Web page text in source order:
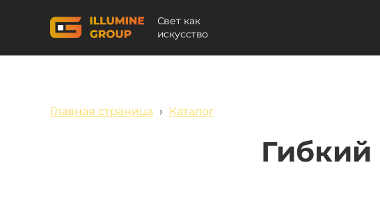
Свет как
искусство
Главная страница › Каталог